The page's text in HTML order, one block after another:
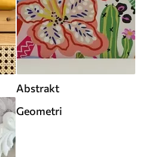
Abstrakt
Geometri